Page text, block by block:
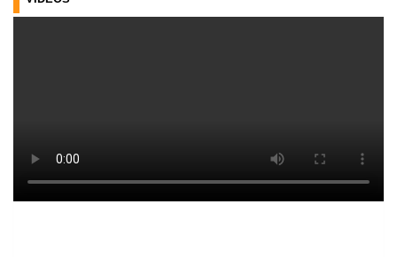
(14/07/2026)
KINH TẾ - XÃ HỘI 6 THÁNG ĐẦU NĂM 2026